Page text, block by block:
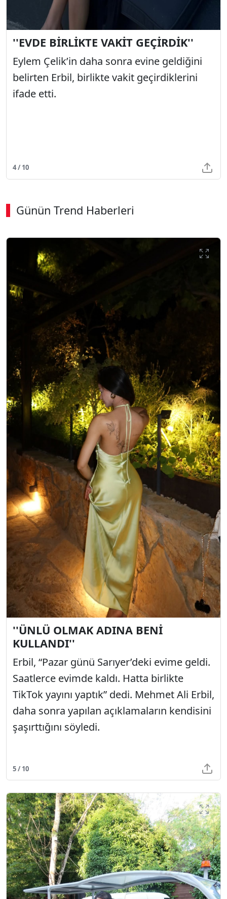
''EVDE BİRLİKTE VAKİT GEÇİRDİK''
Eylem Çelik’in daha sonra evine geldiğini
belirten Erbil, birlikte vakit geçirdiklerini
ifade etti.
4 / 10
Günün Trend Haberleri
''ÜNLÜ OLMAK ADINA BENİ
KULLANDI''
Erbil, “Pazar günü Sarıyer’deki evime geldi.
Saatlerce evimde kaldı. Hatta birlikte
TikTok yayını yaptık” dedi. Mehmet Ali Erbil,
daha sonra yapılan açıklamaların kendisini
şaşırttığını söyledi.
5 / 10